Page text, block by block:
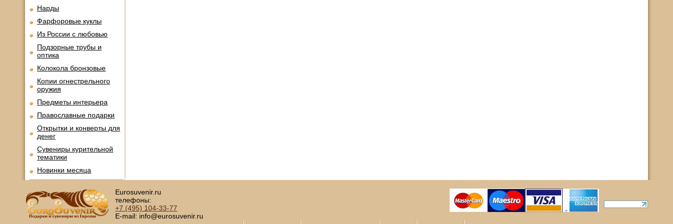
Нарды
Фарфоровые куклы
Из России с любовью
Подзорные трубы и
оптика
Колокола бронзовые
Копии огнестрельного
оружия
Предметы интерьера
Православные подарки
Открытки и конверты для
денег
Сувениры курительной
тематики
Новинки месяца
Eurosuvenir.ru
телефоны:
+7 (495) 104-33-77
E-mail: info@eurosuvenir.ru